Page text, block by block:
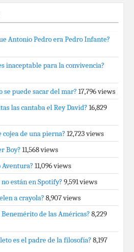
Antonio Pedro era Pedro Infante?
inaceptable para la convivencia?
se puede sacar del mar? 17,796 views
las cantaba el Rey David? 16,829
cojea de una pierna? 12,723 views
Boy? 11,568 views
Aventura? 11,096 views
están en Spotify? 9,591 views
a crayola? 8,907 views
Benemérito de las Américas? 8,229
es el padre de la filosofía? 8,197